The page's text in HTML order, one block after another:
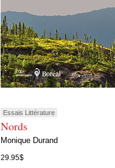
Essais Littérature
Nords
Monique Durand
29.95$